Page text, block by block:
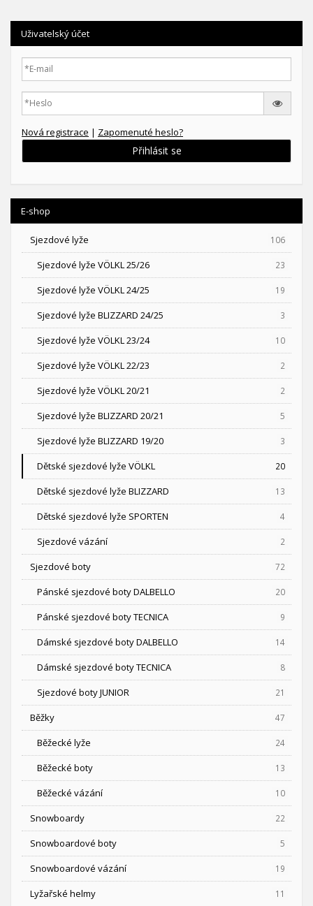
Uživatelský účet
Nová registrace | Zapomenuté heslo?
Přihlásit se
E-shop
Sjezdové lyže 106
Sjezdové lyže VÖLKL 25/26 23
Sjezdové lyže VÖLKL 24/25 19
Sjezdové lyže BLIZZARD 24/25 3
Sjezdové lyže VÖLKL 23/24 10
Sjezdové lyže VÖLKL 22/23 2
Sjezdové lyže VÖLKL 20/21 2
Sjezdové lyže BLIZZARD 20/21 5
Sjezdové lyže BLIZZARD 19/20 3
Dětské sjezdové lyže VÖLKL 20
Dětské sjezdové lyže BLIZZARD 13
Dětské sjezdové lyže SPORTEN 4
Sjezdové vázání 2
Sjezdové boty 72
Pánské sjezdové boty DALBELLO 20
Pánské sjezdové boty TECNICA 9
Dámské sjezdové boty DALBELLO 14
Dámské sjezdové boty TECNICA 8
Sjezdové boty JUNIOR 21
Běžky 47
Běžecké lyže 24
Běžecké boty 13
Běžecké vázání 10
Snowboardy 22
Snowboardové boty 5
Snowboardové vázání 19
Lyžařské helmy 11